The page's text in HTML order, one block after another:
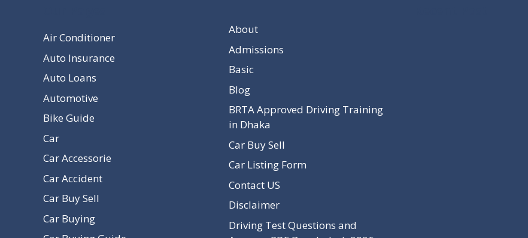
Air Conditioner
Auto Insurance
Auto Loans
Automotive
Bike Guide
Car
Car Accessorie
Car Accident
Car Buy Sell
Car Buying
About
Admissions
Basic
Blog
BRTA Approved Driving Training
in Dhaka
Car Buy Sell
Car Listing Form
Contact US
Disclaimer
Driving Test Questions and